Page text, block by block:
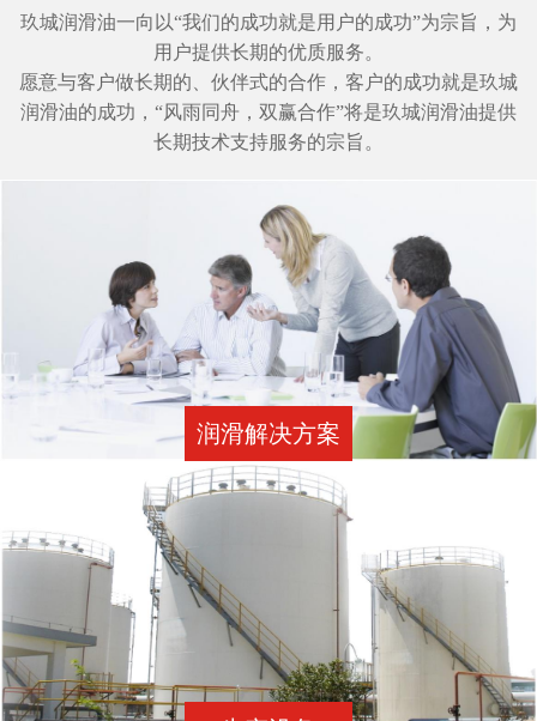
玖城润滑油一向以“我们的成功就是用户的成功”为宗旨，为
用户提供长期的优质服务。
愿意与客户做长期的、伙伴式的合作，客户的成功就是玖城
润滑油的成功，“风雨同舟，双赢合作”将是玖城润滑油提供
长期技术支持服务的宗旨。
玖城润滑油一家专业从事金属加工液、设备机械油、工业润滑油
及特种润滑脂研发、制造、销售的国际化高新技术型企业！
了解详情 →
润滑解决方案
生产设备
玖城润滑油一家专业从事金属加工液、设备机械油、工业润滑油
及特种润滑脂研发、制造、销售的国际化高新技术型企业！
了解详情 →
检测设备
玖城润滑油推广高效清洁能源，为用户提供合理适用的润滑产
品，改善环保，满足用户和润滑需求。
了解详情 →